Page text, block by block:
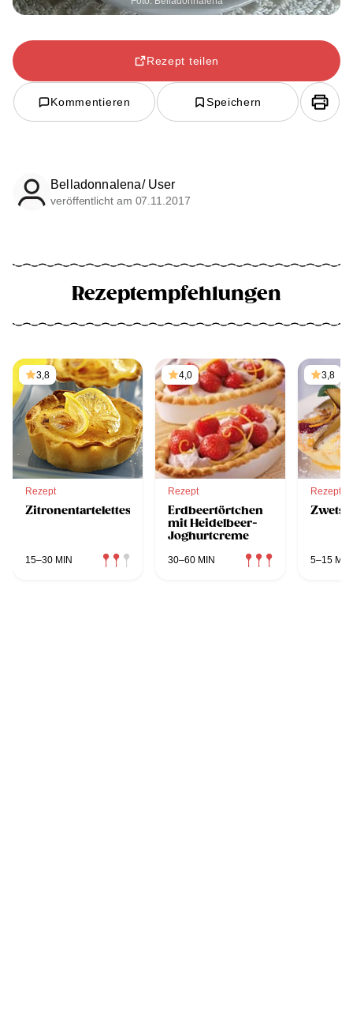
Rezept teilen
Kommentieren Speichern
Belladonnalena/ User
veröffentlicht am 07.11.2017
Rezeptempfehlungen
3,8
Rezept
Zitronentartelettes
15–30 MIN
4,0
Rezept
Erdbeertörtchen
mit Heidelbeer-
Joghurtcreme
30–60 MIN
3,8
Rezept
5–15 MIN